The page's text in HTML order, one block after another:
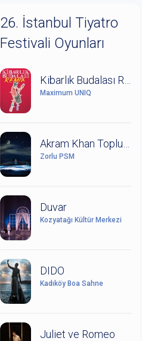
26. İstanbul Tiyatro
Festivali Oyunları
Maximum UNIQ
Zorlu PSM
Duvar
Kozyatağı Kültür Merkezi
DIDO
Kadıköy Boa Sahne
Juliet ve Romeo